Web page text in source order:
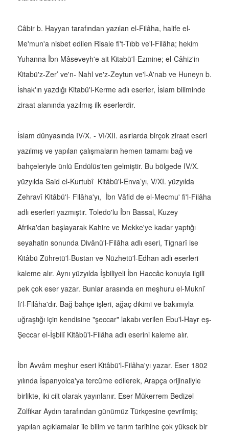
Câbir b. Hayyan tarafından yazılan el-Filâha, halife el-
Me'mun'a nisbet edilen Risale fi't-Tıbb ve'l-Filâha; hekim
Yuhanna İbn Mâseveyh'e ait Kitabü'I-Ezmine; el-Câhiz'in
Kitabü'z-Zer’ ve'n- Nahl ve'z-Zeytun ve'l-A'nab ve Huneyn b.
İshak'ın yazdığı Kitabü'l-Kerme adlı eserler, İslam biliminde
ziraat alanında yazılmış ilk eserlerdir.
İslam dünyasında IV/X. - VI/XII. asırlarda birçok ziraat eseri
yazılmış ve yapılan çalışmaların hemen tamamı bağ ve
bahçeleriyle ünlü Endülüs'ten gelmiştir. Bu bölgede IV/X.
yüzyılda Said el-Kurtubî Kitâbü'l-Enva’yı, V/XI. yüzyılda
Zehravî Kitâbü'l- Filâha'yı, İbn Vâfid de el-Mecmu' fi'l-Filâha
adlı eserleri yazmıştır. Toledo'lu İbn Bassal, Kuzey
Afrika'dan başlayarak Kahire ve Mekke'ye kadar yaptığı
seyahatin sonunda Divânü'l-Filâha adlı eseri, Tignarî ise
Kitâbü Zühretü'l-Bustan ve Nüzhetü'l-Edhan adlı eserleri
kaleme alır. Aynı yüzyılda İşbiliyeli İbn Haccâc konuyla ilgili
pek çok eser yazar. Bunlar arasında en meşhuru el-Mukni’
fi'l-Filâha'dır. Bağ bahçe işleri, ağaç dikimi ve bakımıyla
uğraştığı için kendisine "şeccar" lakabı verilen Ebu'l-Hayr eş-
Şeccar el-İşbilî Kitâbü'l-Filâha adlı eserini kaleme alır.
İbn Avvâm meşhur eseri Kitâbü'l-Filâha'yı yazar. Eser 1802
yılında İspanyolca'ya tercüme edilerek, Arapça orijinaliyle
birlikte, iki cilt olarak yayınlanır. Eser Mükerrem Bedizel
Zülfikar Aydın tarafından günümüz Türkçesine çevrilmiş;
yapılan açıklamalar ile bilim ve tarım tarihine çok yüksek bir